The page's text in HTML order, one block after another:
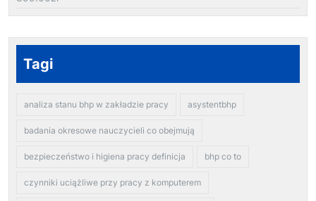
Tagi
analiza stanu bhp w zakładzie pracy asystentbhp
badania okresowe nauczycieli co obejmują
bezpieczeństwo i higiena pracy definicja bhp co to
czynniki uciążliwe przy pracy z komputerem